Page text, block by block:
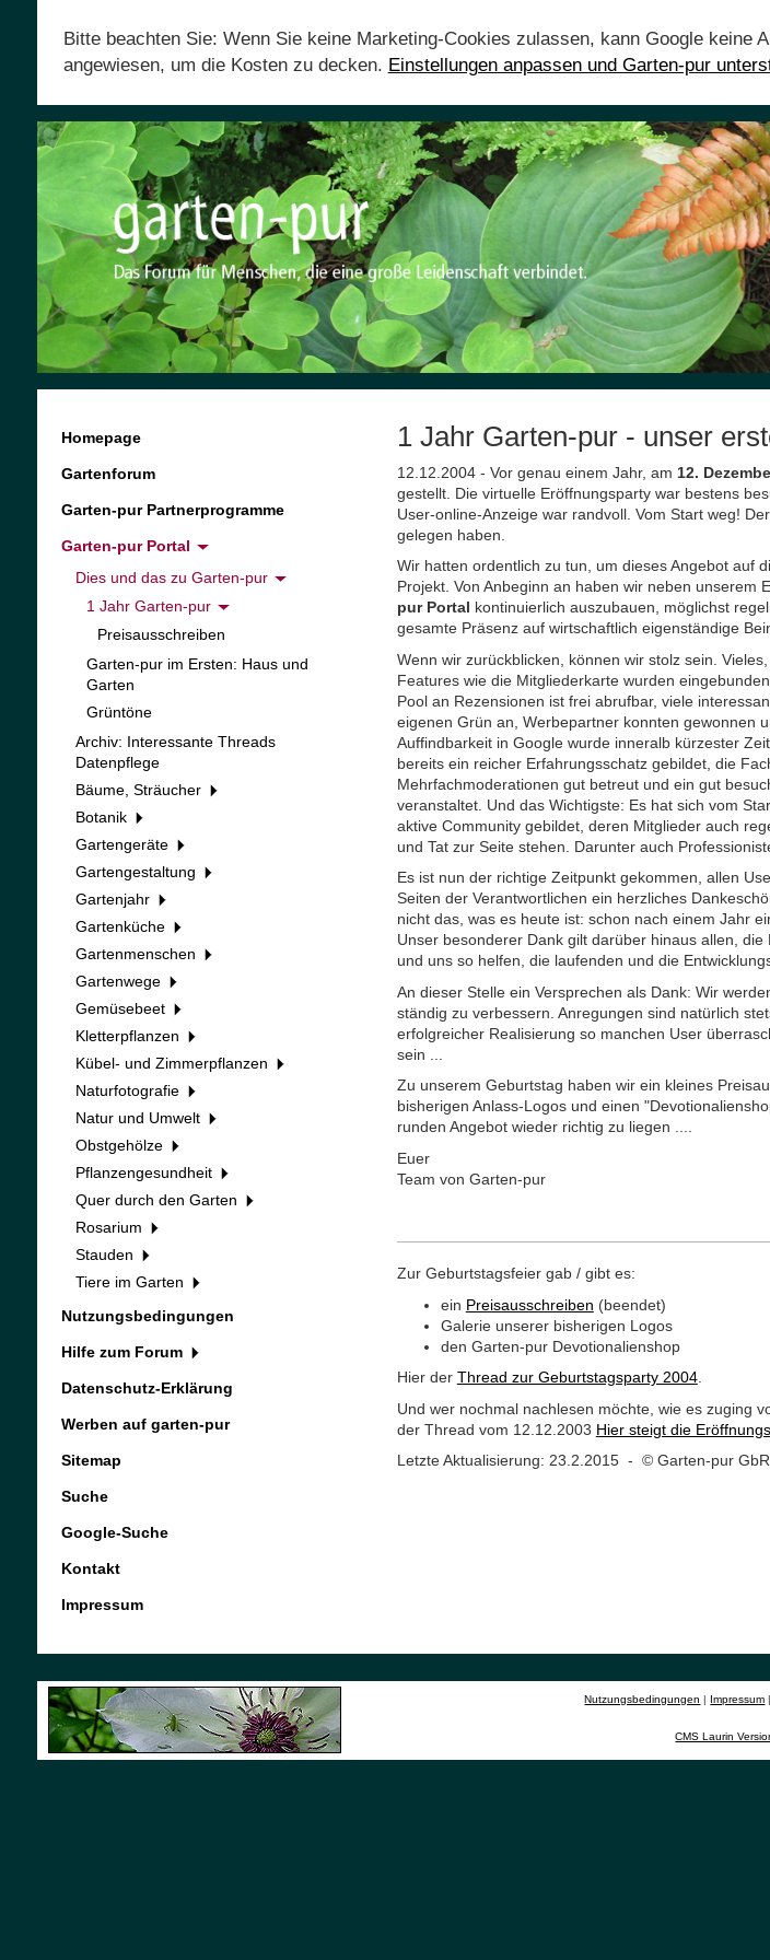
Bitte beachten Sie: Wenn Sie keine Marketing-Cookies zulassen, kann Google keine
angewiesen, um die Kosten zu decken. Einstellungen anpassen und Garten-pur
Homepage
Gartenforum
Garten-pur Partnerprogramme
Garten-pur Portal
Dies und das zu Garten-pur
1 Jahr Garten-pur
Preisausschreiben
Garten-pur im Ersten: Haus und
Garten
Grüntöne
Archiv: Interessante Threads
Datenpflege
Bäume, Sträucher
Botanik
Gartengeräte
Gartengestaltung
Gartenjahr
Gartenküche
Gartenmenschen
Gartenwege
Gemüsebeet
Kletterpflanzen
Kübel- und Zimmerpflanzen
Naturfotografie
Natur und Umwelt
Obstgehölze
Pflanzengesundheit
Quer durch den Garten
Rosarium
Stauden
Tiere im Garten
Nutzungsbedingungen
Hilfe zum Forum
Datenschutz-Erklärung
Werben auf garten-pur
Sitemap
Suche
Google-Suche
Kontakt
Impressum
1 Jahr Garten-pur - unser
12.12.2004 - Vor genau einem Jahr, am 12.
gestellt. Die virtuelle Eröffnungsparty war bestens
User-online-Anzeige war randvoll. Vom Start weg!
gelegen haben.
Wir hatten ordentlich zu tun, um dieses Angebot auf
Projekt. Von Anbeginn an haben wir neben
pur Portal kontinuierlich auszubauen, möglichst
gesamte Präsenz auf wirtschaftlich eigenständige
Wenn wir zurückblicken, können wir stolz sein.
Features wie die Mitgliederkarte wurden
Pool an Rezensionen ist frei abrufbar, viele
eigenen Grün an, Werbepartner konnten gewonnen
Auffindbarkeit in Google wurde inneralb kürzester
bereits ein reicher Erfahrungsschatz gebildet, die
Mehrfachmoderationen gut betreut und ein gut
veranstaltet. Und das Wichtigste: Es hat sich vom
aktive Community gebildet, deren Mitglieder auch
und Tat zur Seite stehen. Darunter auch
Es ist nun der richtige Zeitpunkt gekommen, allen
Seiten der Verantwortlichen ein herzliches
nicht das, was es heute ist: schon nach einem Jahr
Unser besonderer Dank gilt darüber hinaus allen,
und uns so helfen, die laufenden und die
An dieser Stelle ein Versprechen als Dank: Wir
ständig zu verbessern. Anregungen sind natürlich
erfolgreicher Realisierung so manchen User
sein ...
Zu unserem Geburtstag haben wir ein kleines
bisherigen Anlass-Logos und einen
runden Angebot wieder richtig zu liegen ....
Euer
Team von Garten-pur
Zur Geburtstagsfeier gab / gibt es:
ein Preisausschreiben (beendet)
Galerie unserer bisherigen Logos
den Garten-pur Devotionalienshop
Hier der Thread zur Geburtstagsparty 2004.
Und wer nochmal nachlesen möchte, wie es zuging
der Thread vom 12.12.2003 Hier steigt die
Letzte Aktualisierung: 23.2.2015 - © Garten-pur GbR
Nutzungsbedingungen | Impressum
CMS Laurin